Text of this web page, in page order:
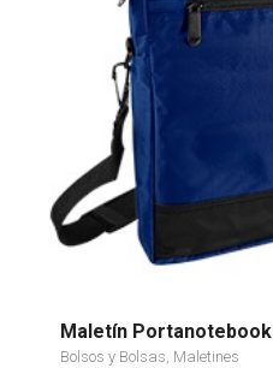
Maletín Portanotebook
Bolsos y Bolsas, Maletines